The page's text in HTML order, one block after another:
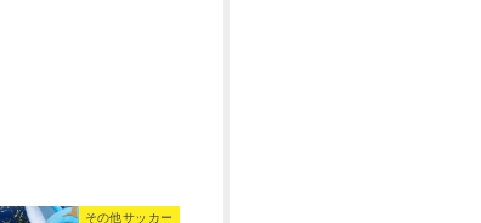
その他サッカー